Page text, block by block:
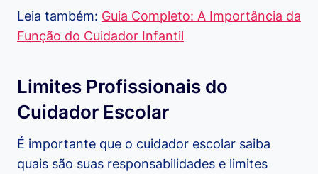
Leia também: Guia Completo: A Importância da
Função do Cuidador Infantil
Limites Profissionais do
Cuidador Escolar
É importante que o cuidador escolar saiba
quais são suas responsabilidades e limites